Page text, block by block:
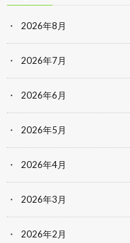
2026年8月
2026年7月
2026年6月
2026年5月
2026年4月
2026年3月
2026年2月